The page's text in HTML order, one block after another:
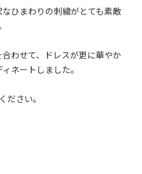
ひまわりの刺繍がとても素敵
わせて、ドレスが更に華やか
ネートしました。
ださい。